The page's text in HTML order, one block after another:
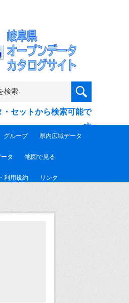
セットから検索可能で
す
グループ 県内広域データ
タ 地図で見る
利用規約 リンク